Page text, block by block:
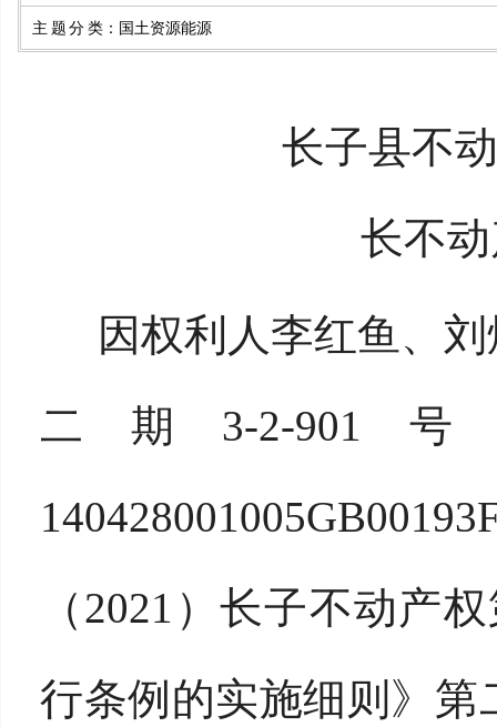
主题分类 ： 国土资源能源
长子县不
长不
因权利人李红鱼、
二期 3-2-901 号
（2021）长子不动产权
行条例的实施细则》